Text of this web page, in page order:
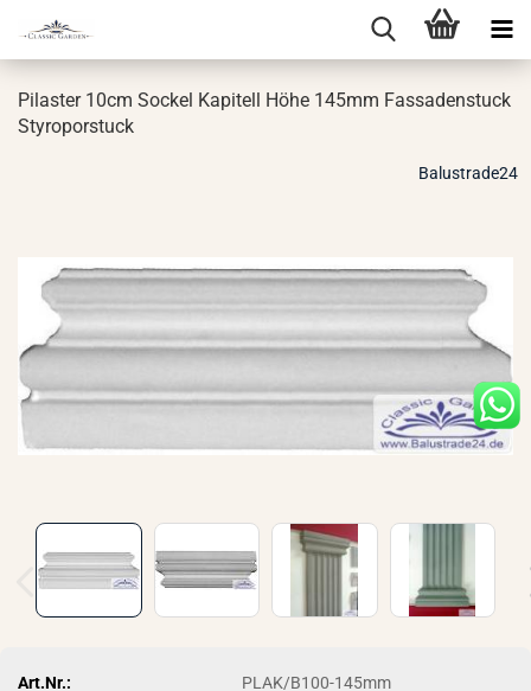
Pi­las­ter 10cm So­ckel Ka­pi­tell Höhe 145mm Fas­sa­den­stuck
Sty­ro­por­stuck
Balustrade24
Art.Nr.:
PLAK/B100-145mm